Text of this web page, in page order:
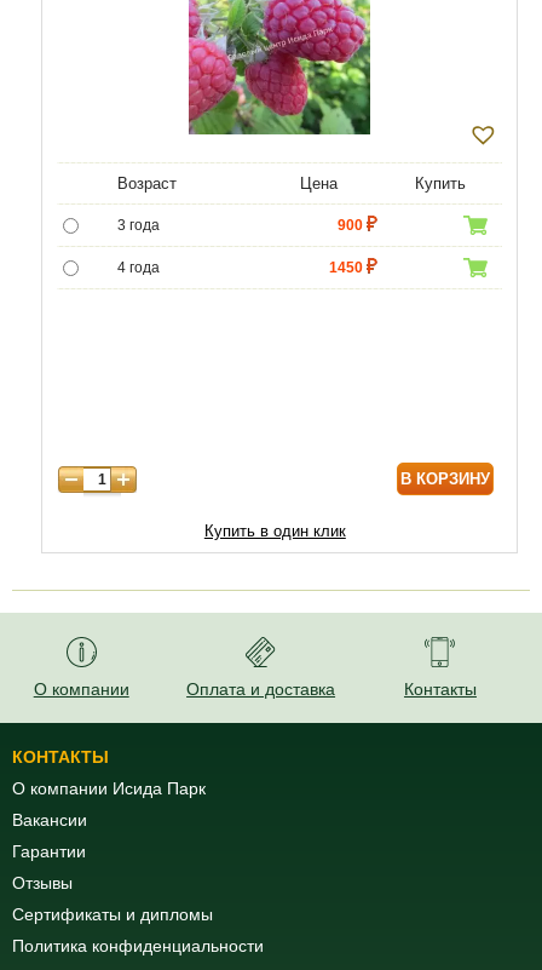
Возраст Цена Купить
3 года 900
4 года 1450
В КОРЗИНУ
Купить в один клик
О компании Оплата и доставка Контакты
КОНТАКТЫ
О компании Исида Парк
Вакансии
Гарантии
Отзывы
Сертификаты и дипломы
Политика конфиденциальности